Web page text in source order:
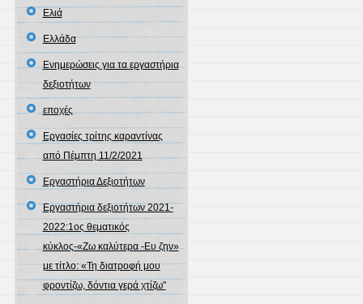
Ελιά
Ελλάδα
Ενημερώσεις για τα εργαστήρια
δεξιοτήτων
εποχές
Εργασίες τρίτης καραντίνας
από Πέμπτη 11/2/2021
Εργαστήρια Δεξιοτήτων
Εργαστήρια δεξιοτήτων 2021-
2022:1ος θεματικός
κύκλος-«Ζω καλύτερα -Ευ ζην»
με τίτλο: «Τη διατροφή μου
φροντίζω, δόντια γερά χτίζω"